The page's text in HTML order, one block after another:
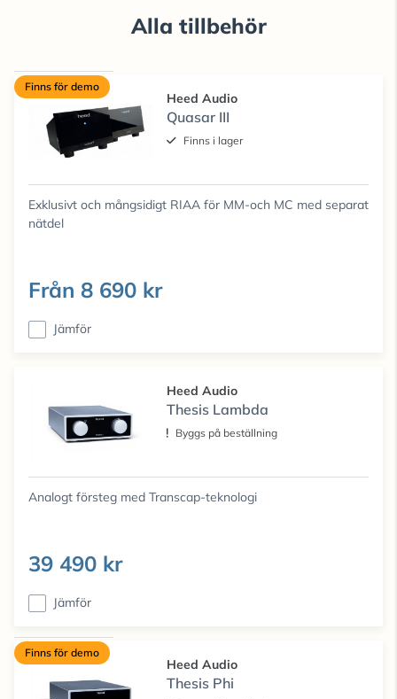
Alla tillbehör
Heed Audio
Quasar III
Finns i lager
Exklusivt och mångsidigt RIAA för MM-och MC med separat
nätdel
Finns för demo
Från 8 690 kr
Jämför
Heed Audio
Thesis Lambda
Byggs på beställning
Analogt försteg med Transcap-teknologi
39 490 kr
Jämför
Heed Audio
Thesis Phi
Finns för demo